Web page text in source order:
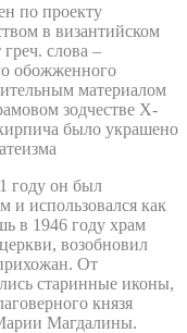
по проекту
в византийском
слова –
обожженного
материалом
зодчестве X-
было украшено
году он был
и использовался как
в 1946 году храм
возобновил
От
старинные иконы,
князя
Магдалины.